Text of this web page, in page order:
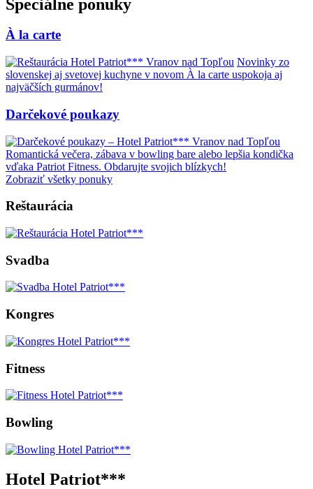
Špeciálne ponuky
À la carte
Novinky zo
slovenskej aj svetovej kuchyne v novom À la carte uspokoja aj
najväčších gurmánov!
Darčekové poukazy
Romantická večera, zábava v bowling bare alebo lepšia kondička
vďaka Patriot Fitness. Obdarujte svojich blízkych!
Zobraziť všetky ponuky
Reštaurácia
Svadba
Kongres
Fitness
Bowling
Hotel Patriot***